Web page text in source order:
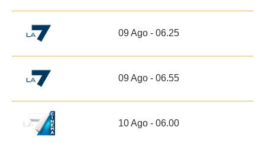
09 Ago - 06.25
09 Ago - 06.55
10 Ago - 06.00